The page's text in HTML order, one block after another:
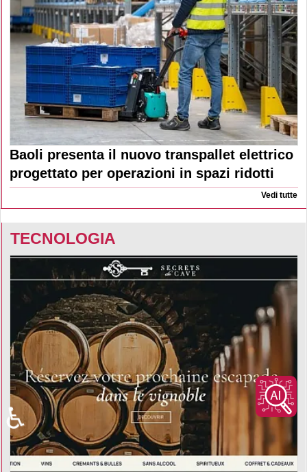
Baoli presenta il nuovo transpallet elettrico
progettato per operazioni in spazi ridotti
Vedi tutte
TECNOLOGIA